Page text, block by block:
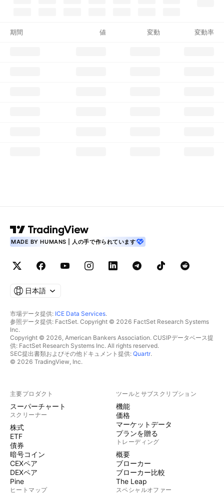
期間 値 変動 変動率
MADE BY HUMANS | 人の手で作られています
日本語
市場データ提供: ICE Data Services.
参照データ提供: FactSet. Copyright © 2026 FactSet Research Systems
Inc.
Copyright © 2026, American Bankers Association. CUSIPデータベース提
供: FactSet Research Systems Inc. All rights reserved.
SEC提出書類およびその他ドキュメント提供: Quartr.
© 2026 TradingView, Inc.
主要プロダクト
スーパーチャート
スクリーナー
株式
ETF
債券
暗号コイン
CEXペア
DEXペア
Pine
ヒートマップ
ツールとサブスクリプション
機能
価格
マーケットデータ
プランを贈る
トレーディング
概要
ブローカー
ブローカー比較
The Leap
スペシャルオファー